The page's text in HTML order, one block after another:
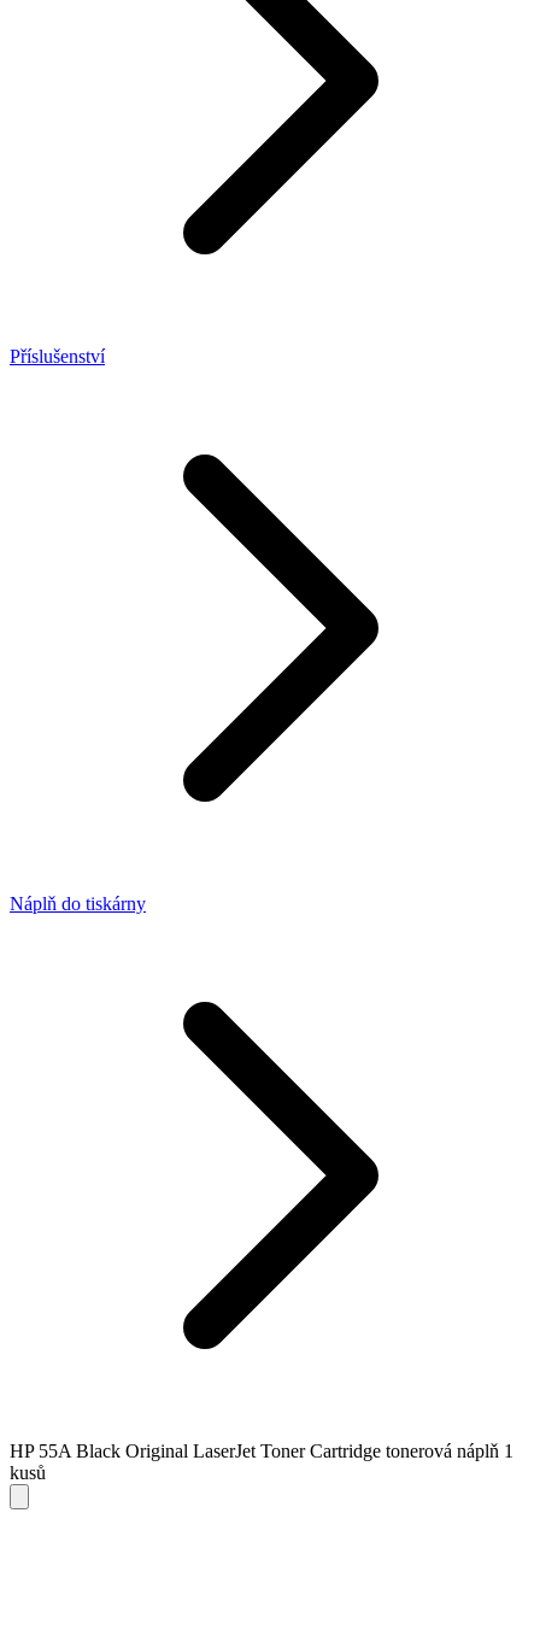
Příslušenství
Náplň do tiskárny
HP 55A Black Original LaserJet Toner Cartridge tonerová náplň 1
kusů